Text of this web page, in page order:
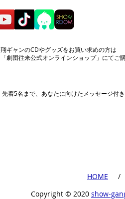
​翔ギャンのCDやグッズをお買い求めの方は
「劇団往来公式オンラインショップ」にてご
先着5名まで、あなたに向けたメッセージ付
​HOME
​ /
Copyright ©︎ 2020 show-